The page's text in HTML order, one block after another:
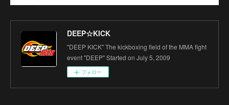
DEEP☆KICK
"DEEP KICK" The kickboxing field of the MMA fight
event "DEEP" Started on July 5, 2009
フォロー